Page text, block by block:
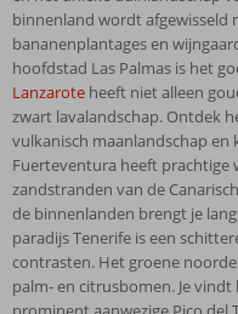
binnenland wordt afgewisseld
bananenplantages en
hoofdstad Las Palmas is het
Lanzarote heeft niet alleen
zwart lavalandschap. Ontdek
vulkanisch maanlandschap en
Fuerteventura heeft prachtige
zandstranden van de
de binnenlanden brengt je
paradijs Tenerife is een
contrasten. Het groene
palm- en citrusbomen. Je